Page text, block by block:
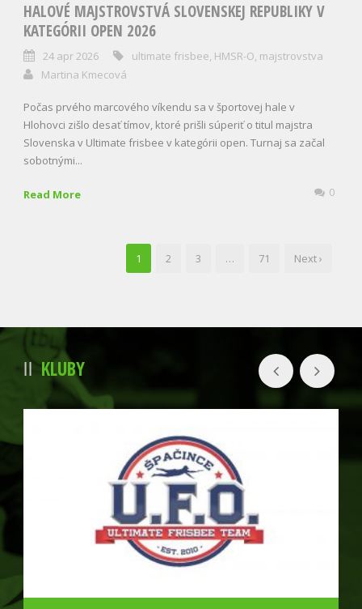
HALOVÉ MAJSTROVSTVÁ SLOVENSKEJ REPUBLIKY V
KATEGÓRII OPEN 2026
24 apr 2026 ultimate frisbee, HMSR-O, majstrovstva
Martina Kmecová
Počas prvého marcového víkendu sa v športovej hale v
Hlohovci zišlo desať tímov, ktoré prišli súperiť o titul majstra
Slovenska v Ultimate frisbee v kategórii open. Turnaj sa začal
sobotnými...
Read More 0
1 2 3 … 71 Next ›
KLUBY